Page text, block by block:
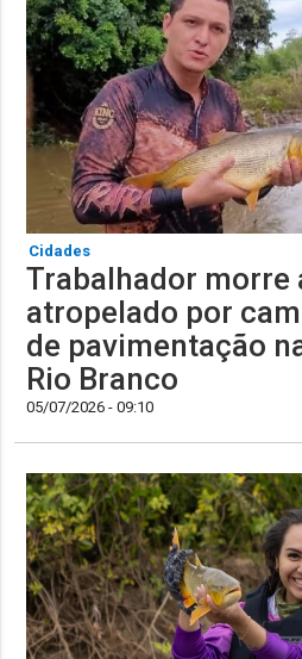
Cidades
Trabalhador morre
atropelado por
de pavimentação
Rio Branco
05/07/2026 - 09:10